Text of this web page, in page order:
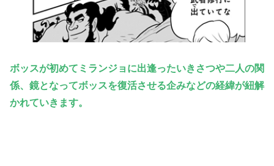
ボッスが初めてミランジョに出逢ったいきさつや二人の関
係、鏡となってボッスを復活させる企みなどの経緯が紐解
かれていきます。